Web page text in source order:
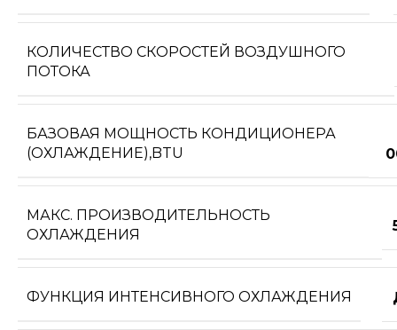
КОЛИЧЕСТВО СКОРОСТЕЙ ВОЗДУШНОГО
ПОТОКА
БАЗОВАЯ МОЩНОСТЬ КОНДИЦИОНЕРА
(ОХЛАЖДЕНИЕ),BTU
МАКС. ПРОИЗВОДИТЕЛЬНОСТЬ
ОХЛАЖДЕНИЯ
ФУНКЦИЯ ИНТЕНСИВНОГО ОХЛАЖДЕНИЯ